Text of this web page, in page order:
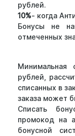
рублей.
10%- когда
Бонусы не
отмеченных
Минимальная
рублей,
списанных в
заказа может
Списать
промокод на
бонусной